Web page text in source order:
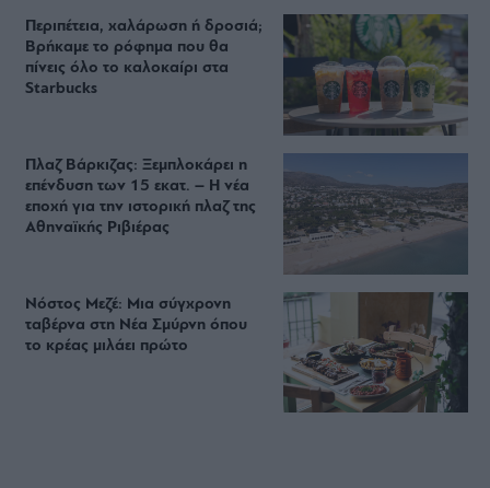
Περιπέτεια, χαλάρωση ή δροσιά;
Βρήκαμε το ρόφημα που θα
πίνεις όλο το καλοκαίρι στα
Starbucks
Πλαζ Βάρκιζας: Ξεμπλοκάρει η
επένδυση των 15 εκατ. – Η νέα
εποχή για την ιστορική πλαζ της
Αθηναϊκής Ριβιέρας
Νόστος Μεζέ: Μια σύγχρονη
ταβέρνα στη Νέα Σμύρνη όπου
το κρέας μιλάει πρώτο